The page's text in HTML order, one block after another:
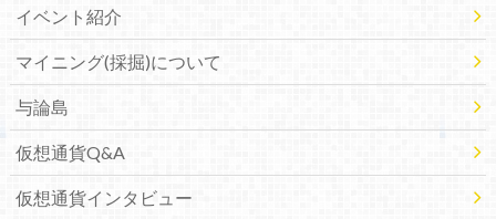
イベント紹介
マイニング(採掘)について
与論島
仮想通貨Q&A
仮想通貨インタビュー